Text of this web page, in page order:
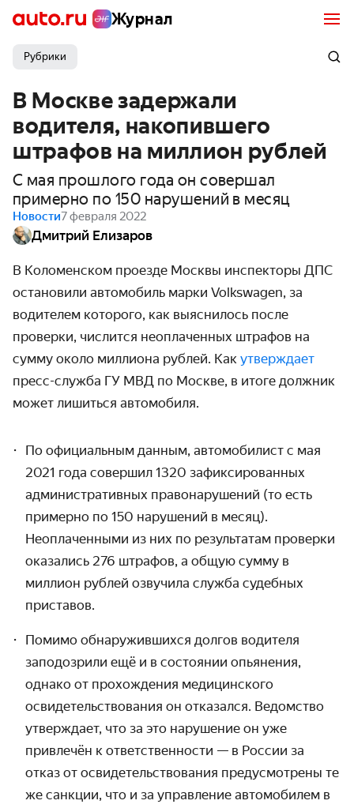
Журнал
Рубрики
В Москве задержали
водителя, накопившего
штрафов на миллион рублей
С мая прошлого года он совершал
примерно по 150 нарушений в месяц
Новости7 февраля 2022
Дмитрий Елизаров
В Коломенском проезде Москвы инспекторы ДПС
остановили автомобиль марки Volkswagen, за
водителем которого, как выяснилось после
проверки, числится неоплаченных штрафов на
сумму около миллиона рублей. Как утверждает
пресс-служба ГУ МВД по Москве, в итоге должник
может лишиться автомобиля.
По официальным данным, автомобилист с мая
2021 года совершил 1320 зафиксированных
административных правонарушений (то есть
примерно по 150 нарушений в месяц).
Неоплаченными из них по результатам проверки
оказались 276 штрафов, а общую сумму в
миллион рублей озвучила служба судебных
приставов.
Помимо обнаружившихся долгов водителя
заподозрили ещё и в состоянии опьянения,
однако от прохождения медицинского
освидетельствования он отказался. Ведомство
утверждает, что за это нарушение он уже
привлечён к ответственности — в России за
отказ от освидетельствования предусмотрены те
же санкции, что и за управление автомобилем в